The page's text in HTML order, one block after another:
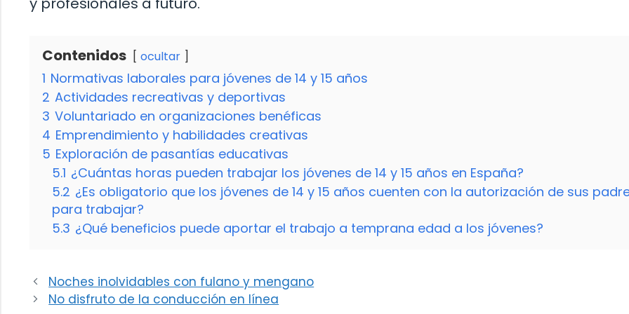
Contenidos ocultar
1 Normativas laborales para jóvenes de 14 y 15 años
2 Actividades recreativas y deportivas
3 Voluntariado en organizaciones benéficas
4 Emprendimiento y habilidades creativas
5 Exploración de pasantías educativas
5.1 ¿Cuántas horas pueden trabajar los jóvenes de 14 y 15 años en España?
5.2 ¿Es obligatorio que los jóvenes de 14 y 15 años cuenten con la autorización de sus
para trabajar?
5.3 ¿Qué beneficios puede aportar el trabajo a temprana edad a los jóvenes?
Noches inolvidables con fulano y mengano
No disfruto de la conducción en línea